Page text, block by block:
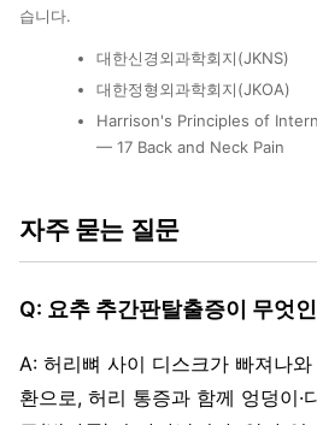
습니다.
대한신경외과학회지(JKNS)
대한정형외과학회지(JKOA)
Harrison's Principles of
— 17 Back and Neck Pain
자주 묻는 질문
Q: 요추 추간판탈출증이 무엇
A: 허리뼈 사이 디스크가 빠져나
환으로, 허리 통증과 함께 엉덩이·